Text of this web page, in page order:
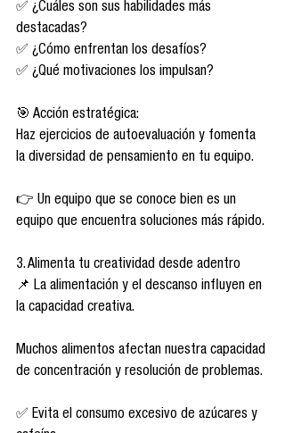
✅ ¿Cuáles son sus habilidades más
destacadas?
✅ ¿Cómo enfrentan los desafíos?
✅ ¿Qué motivaciones los impulsan?
🎯 Acción estratégica:
Haz ejercicios de autoevaluación y fomenta
la diversidad de pensamiento en tu equipo.
👉 Un equipo que se conoce bien es un
equipo que encuentra soluciones más rápido.
3. Alimenta tu creatividad desde adentro
📌 La alimentación y el descanso influyen en
la capacidad creativa.
Muchos alimentos afectan nuestra capacidad
de concentración y resolución de problemas.
✅ Evita el consumo excesivo de azúcares y